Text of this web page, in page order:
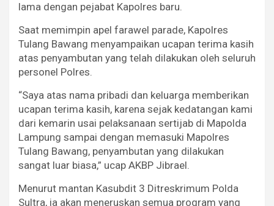
lama dengan pejabat Kapolres baru.
Saat memimpin apel farawel parade, Kapolres
Tulang Bawang menyampaikan ucapan terima kasih
atas penyambutan yang telah dilakukan oleh seluruh
personel Polres.
“Saya atas nama pribadi dan keluarga memberikan
ucapan terima kasih, karena sejak kedatangan kami
dari kemarin usai pelaksanaan sertijab di Mapolda
Lampung sampai dengan memasuki Mapolres
Tulang Bawang, penyambutan yang dilakukan
sangat luar biasa,” ucap AKBP Jibrael.
Menurut mantan Kasubdit 3 Ditreskrimum Polda
Sultra, ia akan meneruskan semua program yang